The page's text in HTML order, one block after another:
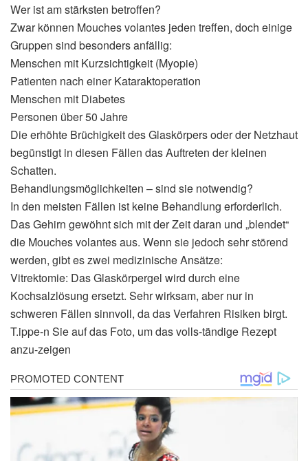
Wer ist am stärksten betroffen?
Zwar können Mouches volantes jeden treffen, doch einige
Gruppen sind besonders anfällig:
Menschen mit Kurzsichtigkeit (Myopie)
Patienten nach einer Kataraktoperation
Menschen mit Diabetes
Personen über 50 Jahre
Die erhöhte Brüchigkeit des Glaskörpers oder der Netzhaut
begünstigt in diesen Fällen das Auftreten der kleinen
Schatten.
Behandlungsmöglichkeiten – sind sie notwendig?
In den meisten Fällen ist keine Behandlung erforderlich.
Das Gehirn gewöhnt sich mit der Zeit daran und „blendet“
die Mouches volantes aus. Wenn sie jedoch sehr störend
werden, gibt es zwei medizinische Ansätze:
Vitrektomie: Das Glaskörpergel wird durch eine
Kochsalzlösung ersetzt. Sehr wirksam, aber nur in
schweren Fällen sinnvoll, da das Verfahren Risiken birgt.
T.ippe-n Sie auf das Foto, um das volls-tändige Rezept
anzu-zeigen